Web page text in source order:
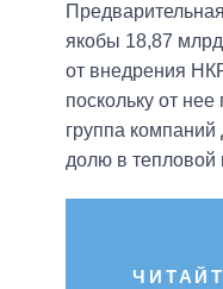
якобы 18,87
от внедрения
поскольку от
группа
долю в тепловой